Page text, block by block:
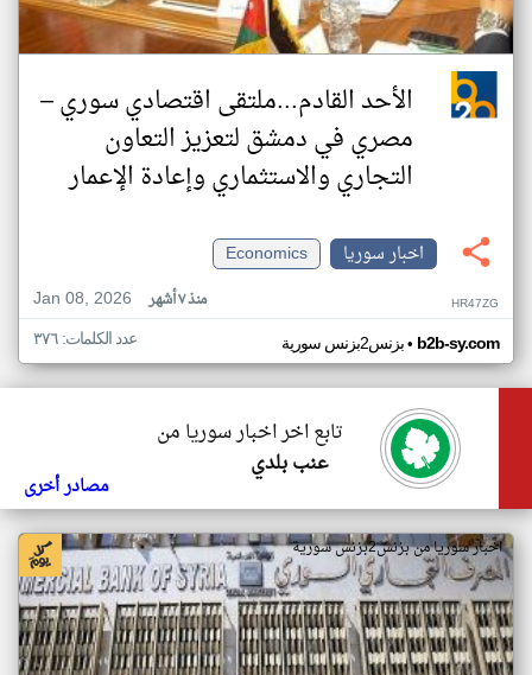
الأحد القادم...ملتقى اقتصادي سوري –
مصري في دمشق لتعزيز التعاون
التجاري والاستثماري وإعادة الإعمار
اخبار سوريا
Economics
Jan 08, 2026
منذ ٧ أشهر HR47ZG
بزنس2بزنس سورية• b2b-sy.com عدد الكلمات: ٣٧٦
تابع اخر اخبار سوريا من
عنب بلدي
مصادر أخرى
اخبار سوريا من بزنس2بزنس سورية